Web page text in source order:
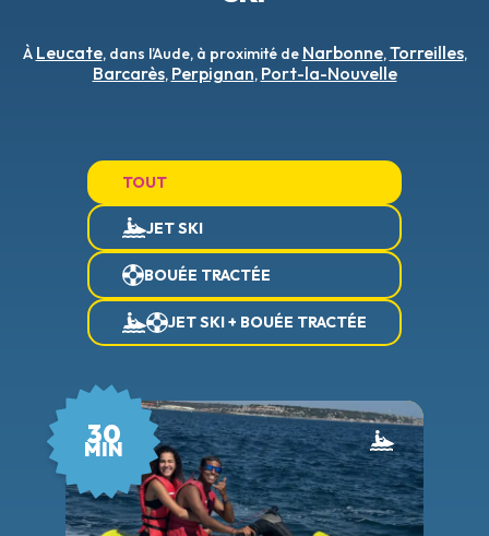
À Leucate, dans l’Aude, à proximité de Narbonne,Torreilles,
Barcarès, Perpignan, Port-la-Nouvelle
TOUT
JET SKI
BOUÉE TRACTÉE
JET SKI + BOUÉE TRACTÉE
30
MIN